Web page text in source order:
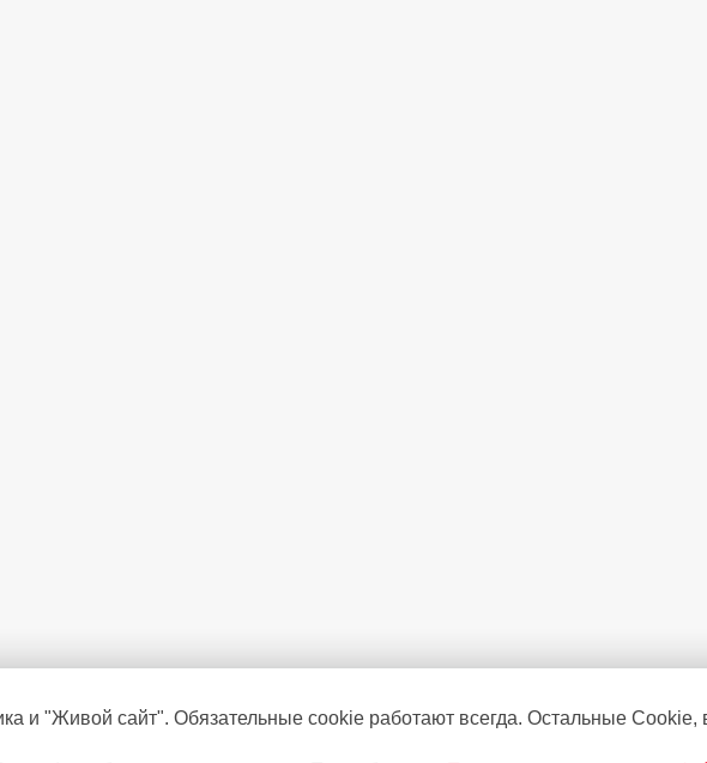
и "Живой сайт". Обязательные cookie работают всегда. Остальные Сookie,